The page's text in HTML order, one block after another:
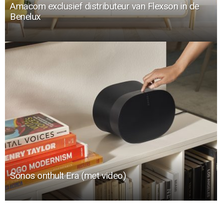
Amacom exclusief distributeur van Flexson in de
Benelux
Sonos onthult Era (met video)